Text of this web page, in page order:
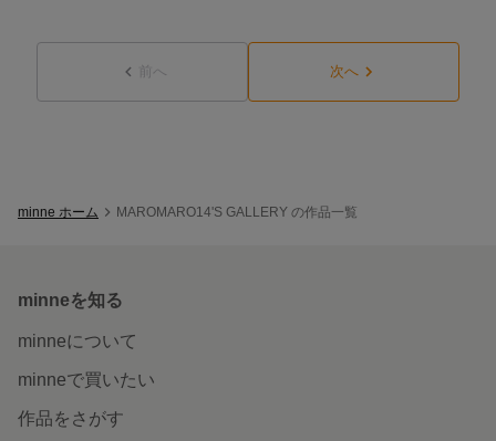
前へ 次へ
minne ホーム MAROMARO14'S GALLERY の作品一覧
minneを知る
minneについて
minneで買いたい
作品をさがす